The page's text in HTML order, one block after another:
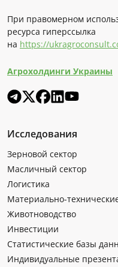
При правомерном
ресурса гиперссылка
на https://
Агрохолдинги Украины
Исследования
Зерновой сектор
Масличный сектор
Логистика
Материально-
Животноводство
Инвестиции
Статистические базы
Индивидуальные